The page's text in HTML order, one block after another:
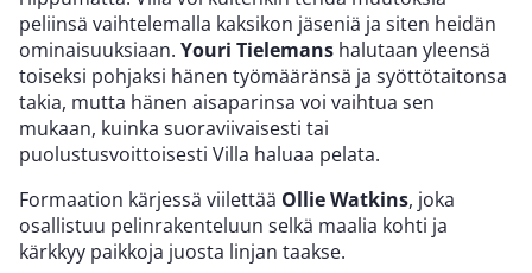
peliinsä vaihtelemalla kaksikon jäseniä ja siten heidän
ominaisuuksiaan. Youri Tielemans halutaan yleensä
toiseksi pohjaksi hänen työmääränsä ja syöttötaitonsa
takia, mutta hänen aisaparinsa voi vaihtua sen
mukaan, kuinka suoraviivaisesti tai
puolustusvoittoisesti Villa haluaa pelata.
Formaation kärjessä viilettää Ollie Watkins, joka
osallistuu pelinrakenteluun selkä maalia kohti ja
kärkkyy paikkoja juosta linjan taakse.